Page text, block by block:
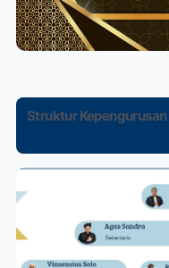
Struktur Kepengurusan